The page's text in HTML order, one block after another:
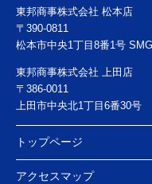
東邦商事株式会社 松本店
〒390-0811
松本市中央1丁目8番1号
東邦商事株式会社 上田店
〒386-0011
上田市中央北1丁目6番30号
トップページ
アクセスマップ